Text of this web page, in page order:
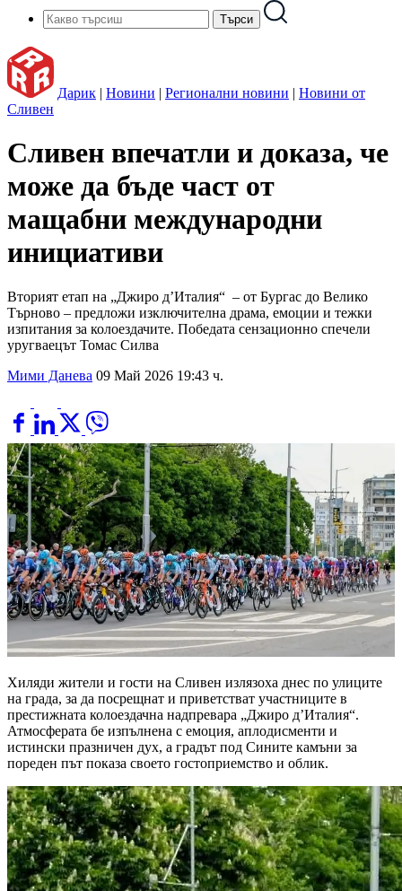
Дарик | Новини | Регионални новини | Новини от
Сливен
Сливен впечатли и доказа, че
може да бъде част от
мащабни международни
инициативи
Вторият етап на „Джиро д’Италия“ – от Бургас до Велико
Търново – предложи изключителна драма, емоции и тежки
изпитания за колоездачите. Победата сензационно спечели
уругваецът Томас Силва
Мими Данева 09 Май 2026 19:43 ч.
Хиляди жители и гости на Сливен излязоха днес по улиците
на града, за да посрещнат и приветстват участниците в
престижната колоездачна надпревара „Джиро д’Италия“.
Атмосферата бе изпълнена с емоция, аплодисменти и
истински празничен дух, а градът под Сините камъни за
пореден път показа своето гостоприемство и облик.